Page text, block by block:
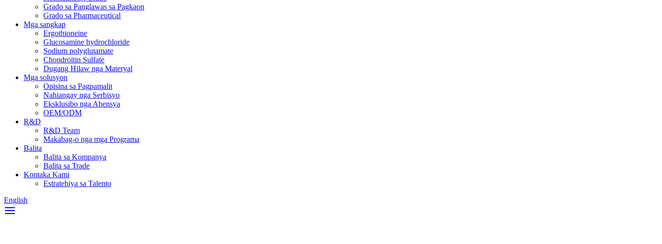
Grado sa Panglawas sa Pagkaon
Grado sa Pharmaceutical
Mga sangkap
Ergothioneine
Glucosamine hydrochloride
Sodium polyglutamate
Chondroitin Sulfate
Dugang Hilaw nga Materyal
Mga solusyon
Opisina sa Pagpamalit
Nahiangay nga Serbisyo
Eksklusibo nga Ahensya
OEM/ODM
R&D
R&D Team
Makabag-o nga mga Programa
Balita
Balita sa Kompanya
Balita sa Trade
Kontaka Kami
Estratehiya sa Talento
English